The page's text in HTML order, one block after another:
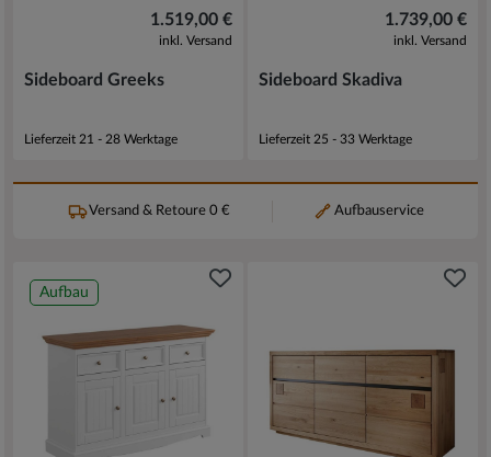
Versand & Retoure 0 € Aufbauservice
1.519,00 €
inkl. Versand
Sideboard Greeks
Lieferzeit 21 - 28 Werktage
1.739,00 €
inkl. Versand
Sideboard Skadiva
Lieferzeit 25 - 33 Werktage
Aufbau